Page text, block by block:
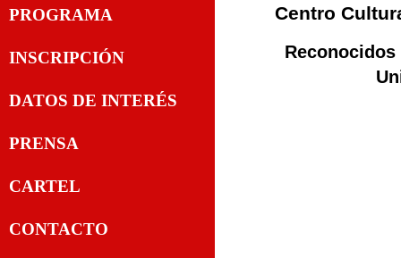
PROGRAMA
INSCRIPCIÓN
DATOS DE INTERÉS
PRENSA
CARTEL
CONTACTO
Centro
Reconocidos